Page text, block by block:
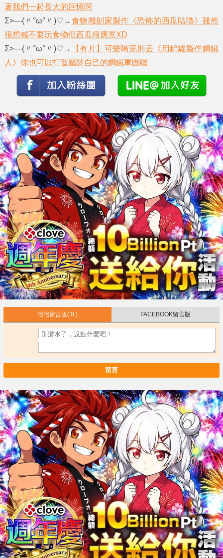
著我們一起長大的回憶啊
Σ>―(〃°ω°〃)♡→ 食物雕刻家製作《恐怖的西瓜咕嚕》雖然
很想喊不要玩食物但西瓜很應景XD
Σ>―(〃°ω°〃)♡→
【有片】可樂喝完別丟《用鋁罐製作鋼鐵
人》你也可以打造屬於自己的鋼鐵軍團喔
宅宅留言版( 0 ) FACEBOOK留言版
留言